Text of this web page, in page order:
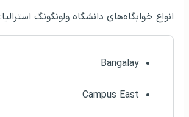
انواع خوابگاه‌های دانشگاه ولونگونگ استرالیا:
Bangalay
Campus East